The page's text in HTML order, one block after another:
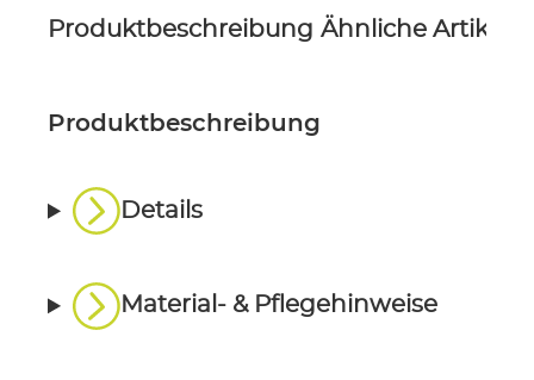
Produktbeschreibung Ähnliche Artikel
Produktbeschreibung
Details
Material- & Pflegehinweise